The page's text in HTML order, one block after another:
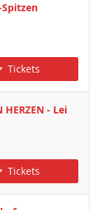
Spitzen
Tickets
HERZEN - Lei
Tickets